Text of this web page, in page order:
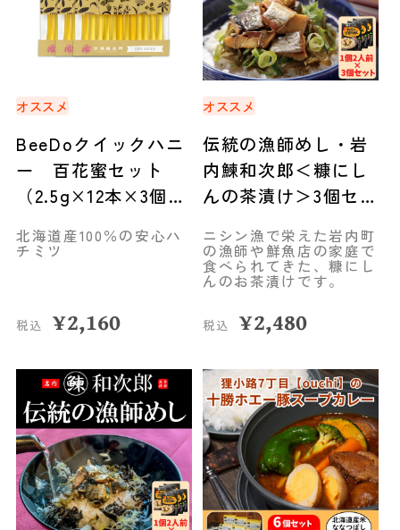
オススメ
BeeDoクイックハニ
ー 百花蜜セット
（2.5g×12本×3個）
北海道産100％の安心ハ
チミツ
税込 ¥2,160
オススメ
伝統の漁師めし・岩
内鰊和次郎＜糠にし
んの茶漬け＞3個セッ
い前浜市場
ニシン漁で栄えた岩内町
の漁師や鮮魚店の家庭で
食べられてきた、糠にし
んのお茶漬けです。
税込 ¥2,480